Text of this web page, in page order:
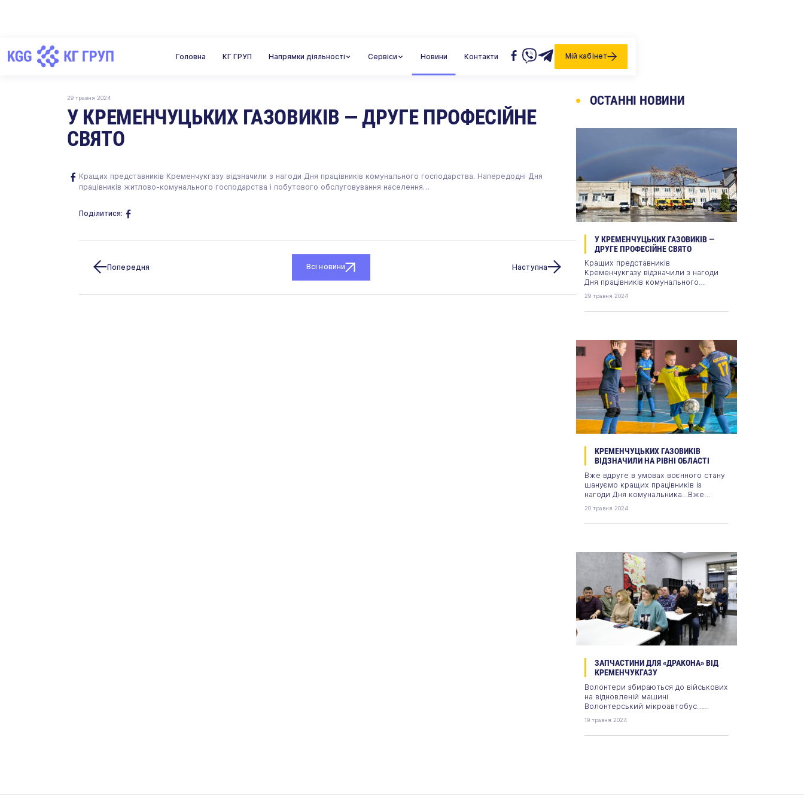
Головна КГ ГРУП Напрямки діяльності Cервіси Новини Контакти Miй кабінет
29 травня 2024
У КРЕМЕНЧУЦЬКИХ ГАЗОВИКІВ — ДРУГЕ ПРОФЕСІЙНЕ
СВЯТО
Кращих представників Кременчукгазу відзначили з нагоди Дня працівників комунального господарства. Напередодні Дня
працівників житлово-комунального господарства і побутового обслуговування населення…
Поділитися:
Попередня Всі новини Наступна
ОСТАННІ НОВИНИ
У КРЕМЕНЧУЦЬКИХ ГАЗОВИКІВ —
ДРУГЕ ПРОФЕСІЙНЕ СВЯТО
Кращих представників
Кременчукгазу відзначили з нагоди
Дня працівників комунального
господарства. Напередодні Дня
працівників житлово-комунального
господарства і побутового
29 травня 2024
КРЕМЕНЧУЦЬКИХ ГАЗОВИКІВ
ВІДЗНАЧИЛИ НА РІВНІ ОБЛАСТІ
Вже вдруге в умовах воєнного стану
шануємо кращих працівників із
нагоди Дня комунальника…Вже
шануємо кращих працівників із
нагоди Дня комунальника…
20 травня 2024
ЗАПЧАСТИНИ ДЛЯ «ДРАКОНА» ВІД
КРЕМЕНЧУКГАЗУ
Волонтери збираються до військових
на відновленій машині.
Волонтерський мікроавтобус…
на відновленій машині.
Волонтерський мікроавтобус…
19 травня 2024